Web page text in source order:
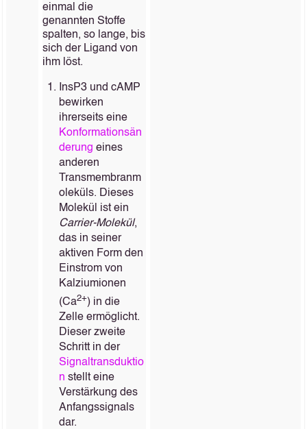
einmal die
genannten Stoffe
spalten, so lange, bis
sich der Ligand von
ihm löst.
InsP3 und cAMP
bewirken
ihrerseits eine
Konformationsän
derung eines
anderen
Transmembranm
oleküls. Dieses
Molekül ist ein
Carrier-Molekül,
das in seiner
aktiven Form den
Einstrom von
Kalziumionen
(Ca2+) in die
Zelle ermöglicht.
Dieser zweite
Schritt in der
Signaltransduktio
n stellt eine
Verstärkung des
Anfangssignals
dar.